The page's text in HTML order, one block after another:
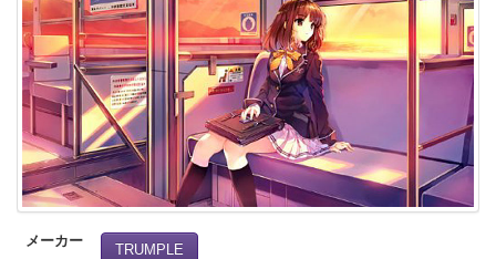
メーカー
TRUMPLE